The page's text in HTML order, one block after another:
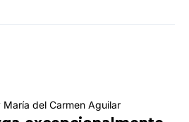
del Carmen Aguilar